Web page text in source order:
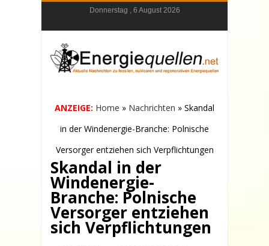
Donnerstag , 6 August 2026
ANZEIGE: Home » Nachrichten » Skandal
in der Windenergie-Branche: Polnische
Versorger entziehen sich Verpflichtungen
Skandal in der
Windenergie-
Branche: Polnische
Versorger entziehen
sich Verpflichtungen